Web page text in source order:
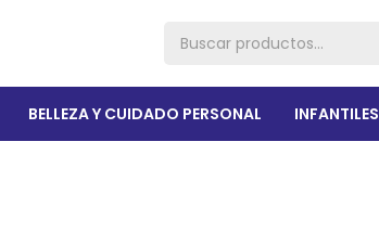
BELLEZA Y CUIDADO PERSONAL INFANTILES